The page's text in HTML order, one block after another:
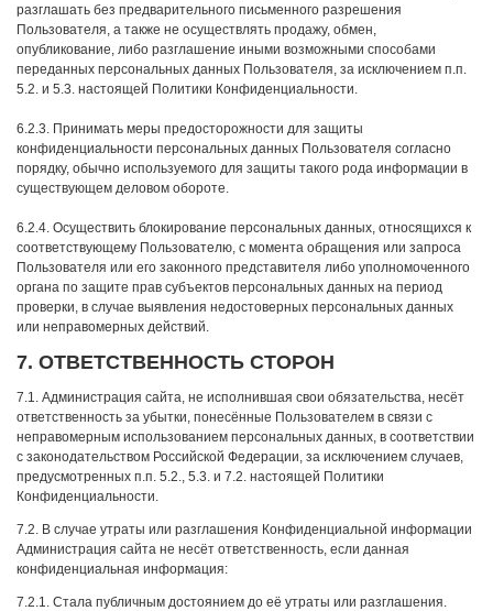
разглашать без предварительного письменного разрешения
Пользователя, а также не осуществлять продажу, обмен,
опубликование, либо разглашение иными возможными способами
переданных персональных данных Пользователя, за исключением п.п.
5.2. и 5.3. настоящей Политики Конфиденциальности.
6.2.3. Принимать меры предосторожности для защиты
конфиденциальности персональных данных Пользователя согласно
порядку, обычно используемого для защиты такого рода информации в
существующем деловом обороте.
6.2.4. Осуществить блокирование персональных данных, относящихся к
соответствующему Пользователю, с момента обращения или запроса
Пользователя или его законного представителя либо уполномоченного
органа по защите прав субъектов персональных данных на период
проверки, в случае выявления недостоверных персональных данных
или неправомерных действий.
7. ОТВЕТСТВЕННОСТЬ СТОРОН
7.1. Администрация сайта, не исполнившая свои обязательства, несёт
ответственность за убытки, понесённые Пользователем в связи с
неправомерным использованием персональных данных, в соответствии
с законодательством Российской Федерации, за исключением случаев,
предусмотренных п.п. 5.2., 5.3. и 7.2. настоящей Политики
Конфиденциальности.
7.2. В случае утраты или разглашения Конфиденциальной информации
Администрация сайта не несёт ответственность, если данная
конфиденциальная информация:
7.2.1. Стала публичным достоянием до её утраты или разглашения.